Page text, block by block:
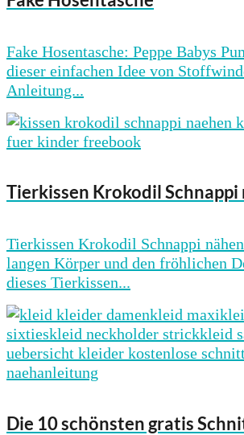
Fake Hosentasche: Peppe Babys
dieser einfachen Idee von
Anleitung...
Tierkissen Krokodil Schnappi
Tierkissen Krokodil Schnappi
langen Körper und den fröhlichen
dieses Tierkissen...
Die 10 schönsten gratis